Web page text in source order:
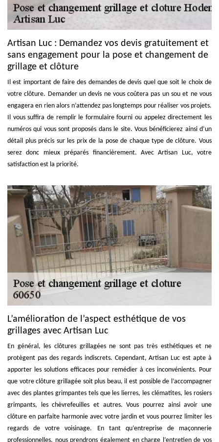
Artisan Luc : Demandez vos devis gratuitement et
sans engagement pour la pose et changement de
grillage et clôture
Il est important de faire des demandes de devis quel que soit le choix de
votre clôture. Demander un devis ne vous coûtera pas un sou et ne vous
engagera en rien alors n’attendez pas longtemps pour réaliser vos projets.
Il vous suffira de remplir le formulaire fourni ou appelez directement les
numéros qui vous sont proposés dans le site. Vous bénéficierez ainsi d’un
détail plus précis sur les prix de la pose de chaque type de clôture. Vous
serez donc mieux préparés financièrement. Avec Artisan Luc, votre
satisfaction est la priorité.
L’amélioration de l’aspect esthétique de vos
grillages avec Artisan Luc
En général, les clôtures grillagées ne sont pas très esthétiques et ne
protègent pas des regards indiscrets. Cependant, Artisan Luc est apte à
apporter les solutions efficaces pour remédier à ces inconvénients. Pour
que votre clôture grillagée soit plus beau, il est possible de l’accompagner
avec des plantes grimpantes tels que les lierres, les clématites, les rosiers
grimpants, les chèvrefeuilles et autres. Vous pourrez ainsi avoir une
clôture en parfaite harmonie avec votre jardin et vous pourrez limiter les
regards de votre voisinage. En tant qu’entreprise de maçonnerie
professionnelles, nous prendrons également en charge l’entretien de vos